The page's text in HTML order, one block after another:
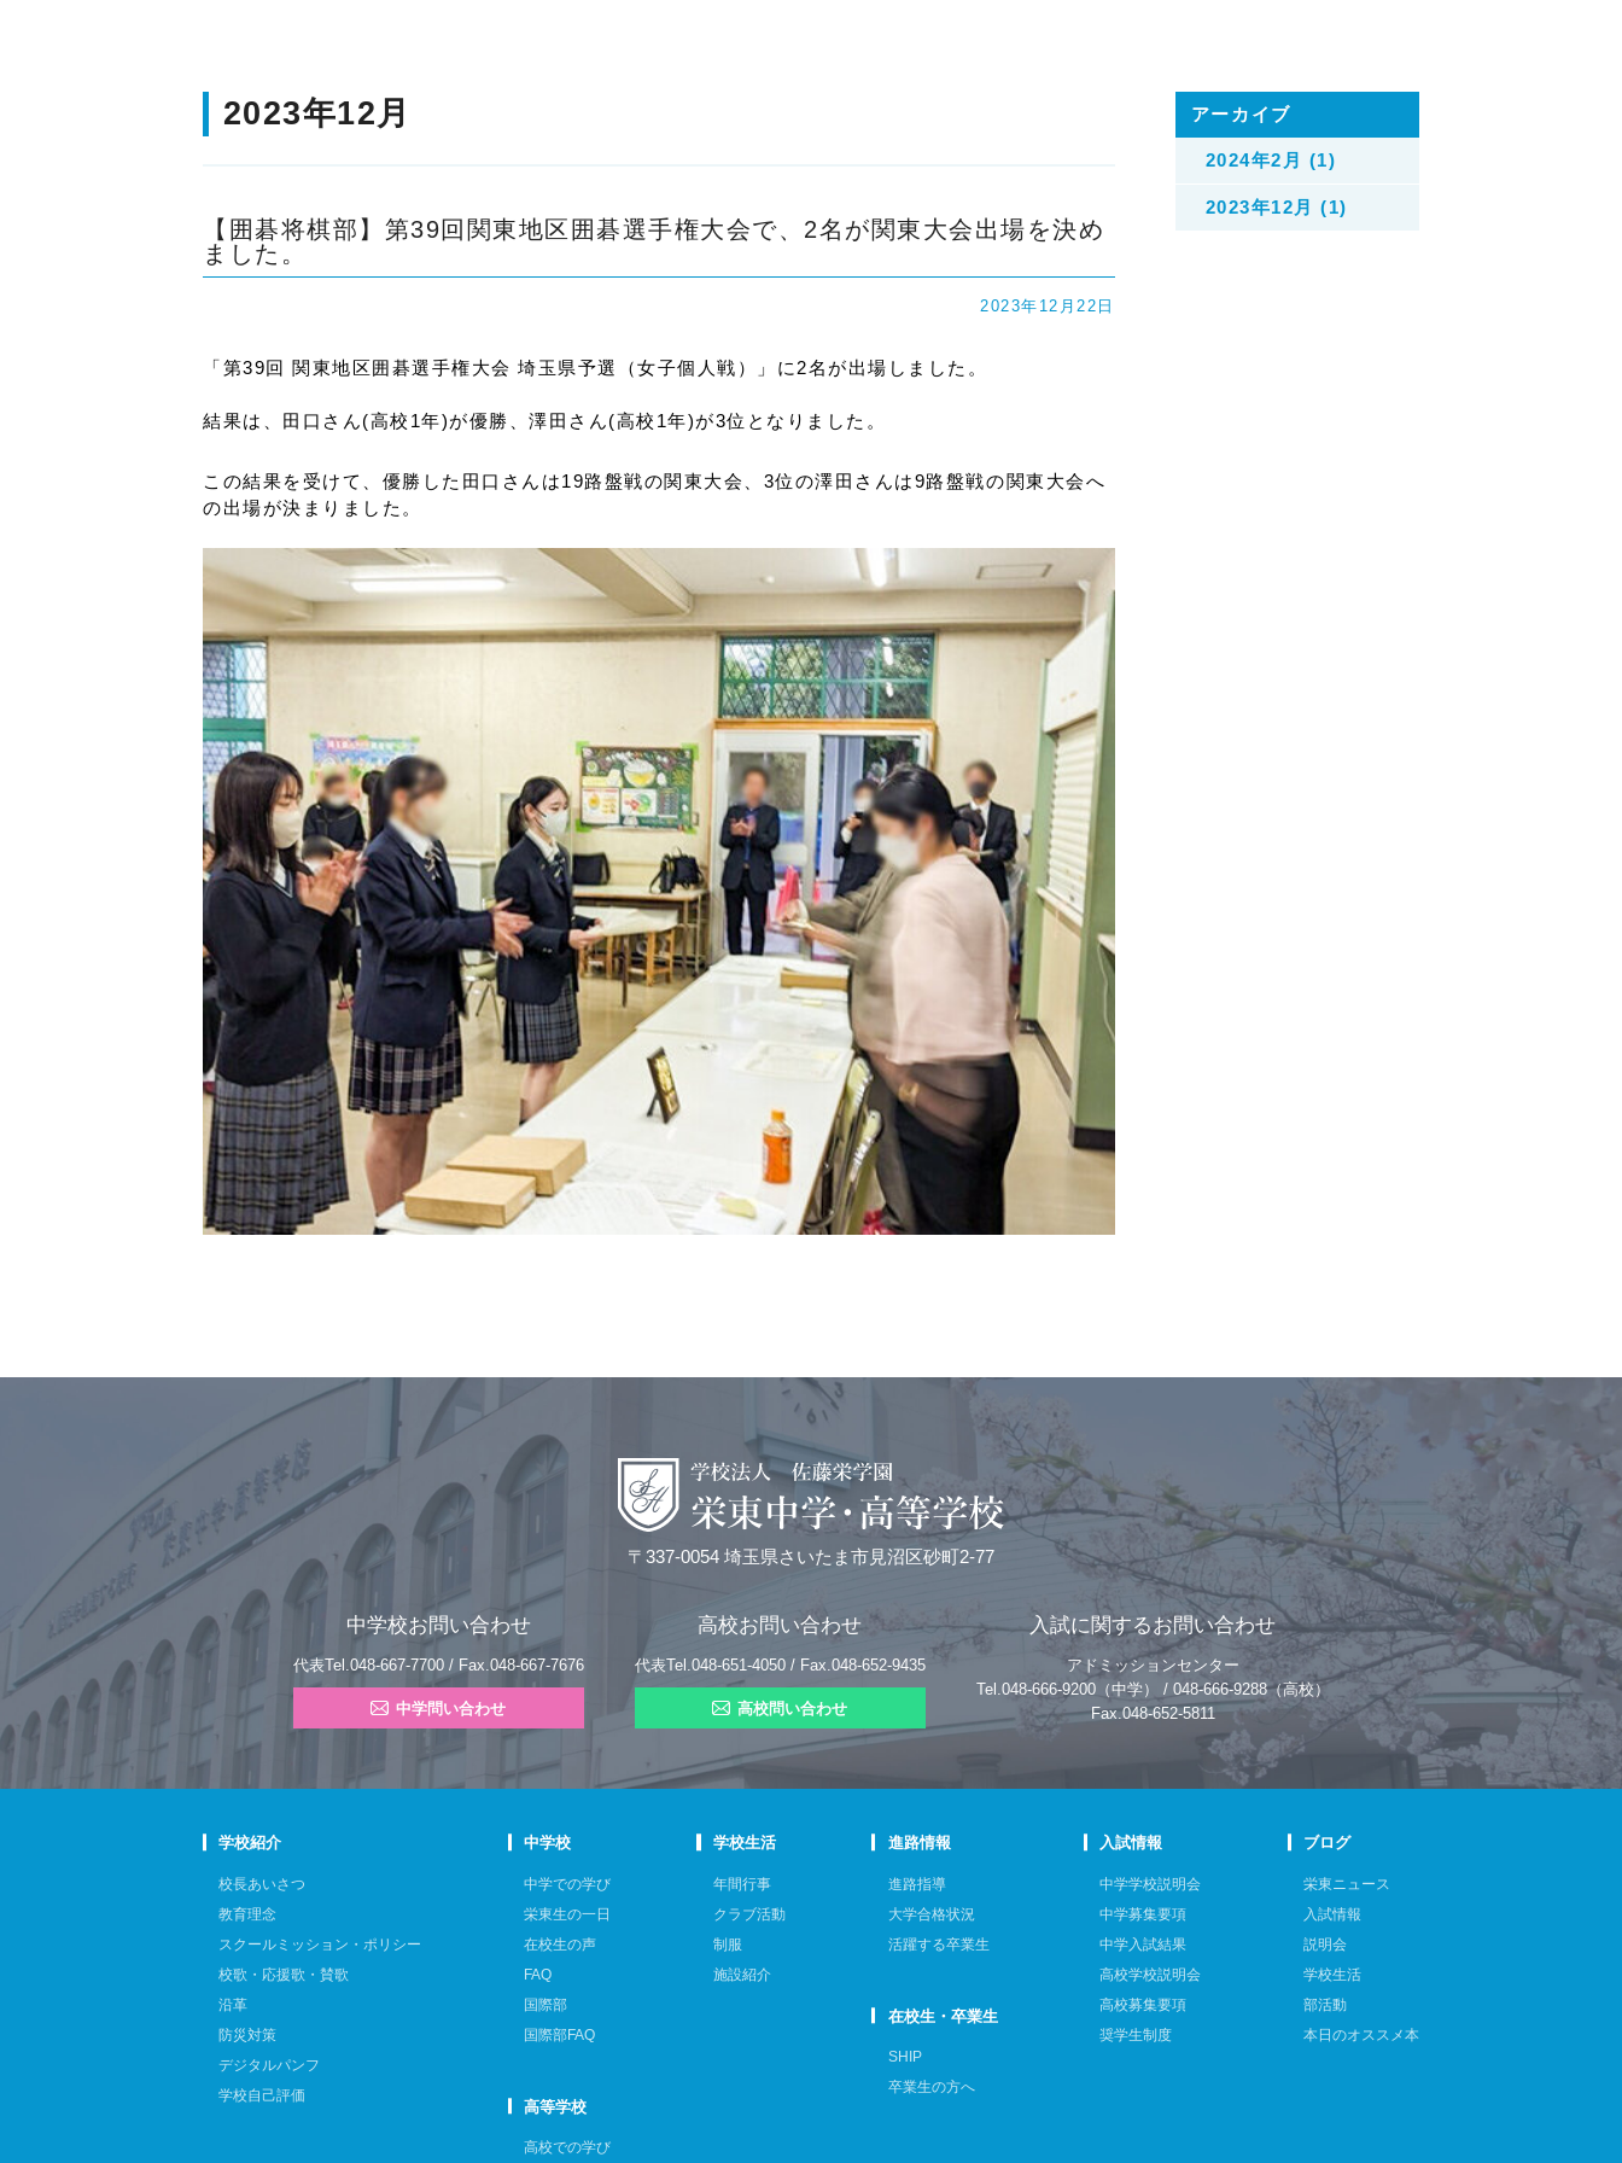
2023年12月
【囲碁将棋部】第39回関東地区囲碁選手権大会で、2名が関東大会出場を決め
ました。
2023年12月22日
「第39回 関東地区囲碁選手権大会 埼玉県予選（女子個人戦）」に2名が出場しました。
結果は、田口さん(高校1年)が優勝、澤田さん(高校1年)が3位となりました。
この結果を受けて、優勝した田口さんは19路盤戦の関東大会、3位の澤田さんは9路盤戦の関東大会へ
の出場が決まりました。
アーカイブ
2024年2月 (1)
2023年12月 (1)
〒337-0054 埼玉県さいたま市見沼区砂町2-77
中学校お問い合わせ
代表Tel.048-667-7700 / Fax.048-667-7676
中学問い合わせ
高校お問い合わせ
代表Tel.048-651-4050 / Fax.048-652-9435
高校問い合わせ
入試に関するお問い合わせ
アドミッションセンター
Tel.048-666-9200（中学） / 048-666-9288（高校）
Fax.048-652-5811
学校紹介
校長あいさつ
教育理念
スクールミッション・ポリシー
校歌・応援歌・賛歌
沿革
防災対策
デジタルパンフ
学校自己評価
中学校
中学での学び
栄東生の一日
在校生の声
FAQ
国際部
国際部FAQ
高等学校
高校での学び
学校生活
年間行事
クラブ活動
制服
施設紹介
進路情報
進路指導
大学合格状況
活躍する卒業生
在校生・卒業生
SHIP
卒業生の方へ
入試情報
中学学校説明会
中学募集要項
中学入試結果
高校学校説明会
高校募集要項
奨学生制度
ブログ
栄東ニュース
入試情報
説明会
学校生活
部活動
本日のオススメ本